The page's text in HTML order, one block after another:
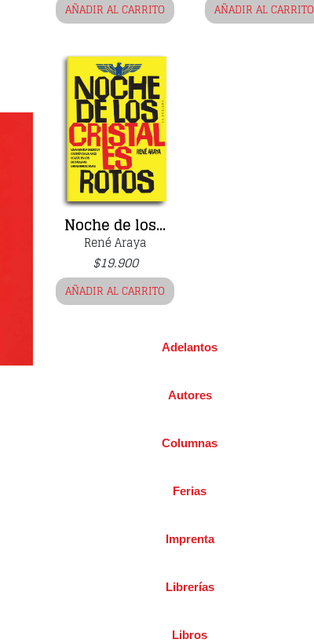
AÑADIR AL CARRITO AÑADIR AL CARRITO
Noche de los...
$19.900
René Araya
AÑADIR AL CARRITO
Adelantos
Autores
Columnas
Ferias
Imprenta
Librerías
Libros